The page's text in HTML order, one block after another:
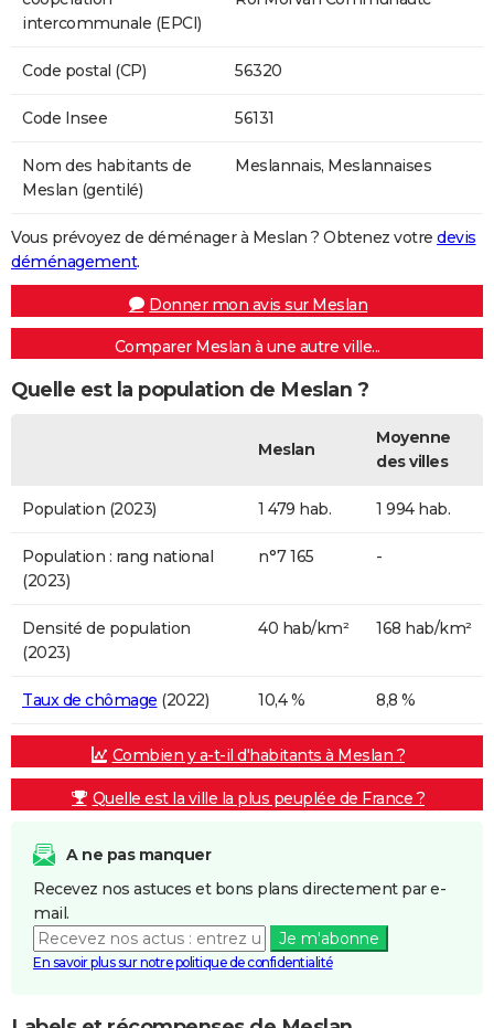
intercommunale (EPCI)
Code postal (CP) 56320
Code Insee 56131
Nom des habitants de
Meslan (gentilé)
Meslannais, Meslannaises
Vous prévoyez de déménager à Meslan ? Obtenez votre devis
déménagement.
Donner mon avis sur Meslan
Comparer Meslan à une autre ville...
Quelle est la population de Meslan ?
Meslan
Moyenne
des villes
Population (2023) 1 479 hab. 1 994 hab.
Population : rang national
(2023)
n°7 165 -
Densité de population
(2023)
40 hab/km² 168 hab/km²
Taux de chômage (2022) 10,4 % 8,8 %
Combien y a-t-il d'habitants à Meslan ?
Quelle est la ville la plus peuplée de France ?
A ne pas manquer
Recevez nos astuces et bons plans directement par e-
mail.
Je m'abonne
En savoir plus sur notre politique de confidentialité